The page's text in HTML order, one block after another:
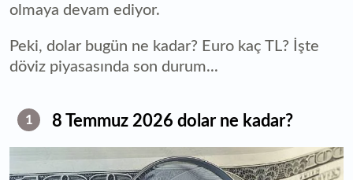
olmaya devam ediyor.
Peki, dolar bugün ne kadar? Euro kaç TL? İşte
döviz piyasasında son durum...
1 8 Temmuz 2026 dolar ne kadar?